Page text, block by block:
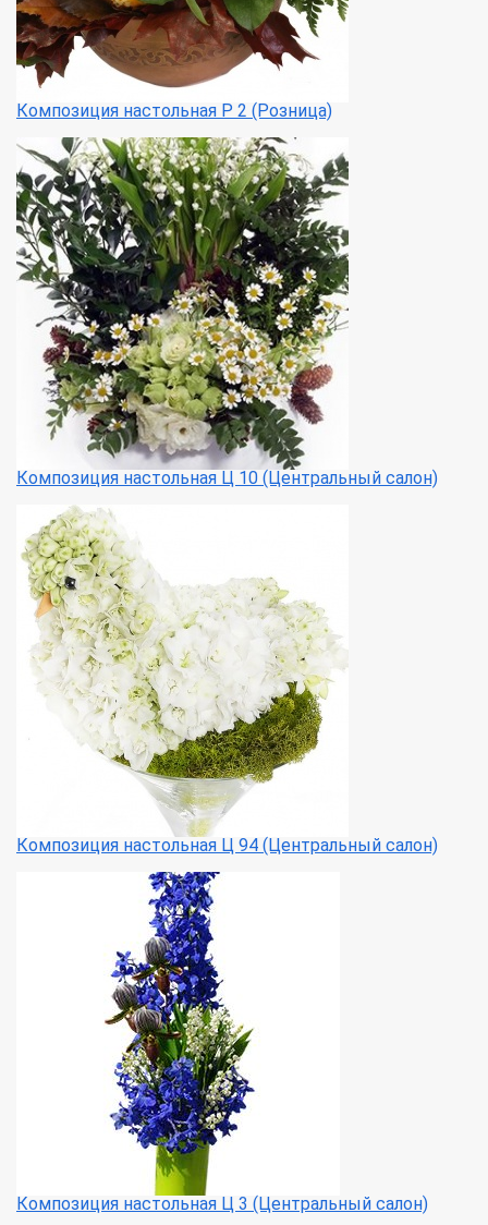
Композиция настольная Р 2 (Розница)
Композиция настольная Ц 10 (Центральный салон)
Композиция настольная Ц 94 (Центральный салон)
Композиция настольная Ц 3 (Центральный салон)